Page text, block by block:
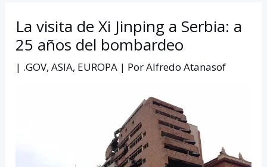
La visita de Xi Jinping a Serbia: a
25 años del bombardeo
| .GOV,ASIA, EUROPA | PorAlfredo Atanasof